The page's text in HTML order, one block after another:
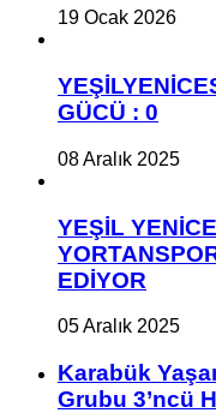
19 Ocak 2026
GÜCÜ : 0
08 Aralık 2025
YEŞİL
EDİYOR
05 Aralık 2025
Karabük
Grubu 3’ncü